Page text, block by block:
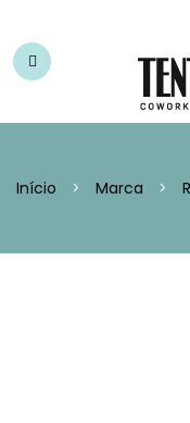
Início > Marca >